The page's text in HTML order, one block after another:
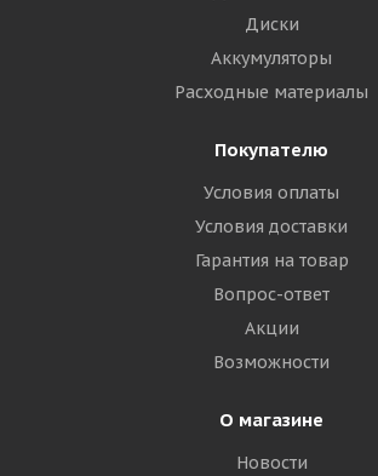
Диски
Аккумуляторы
Расходные материалы
Покупателю
Условия оплаты
Условия доставки
Гарантия на товар
Вопрос-ответ
Акции
Возможности
О магазине
Новости